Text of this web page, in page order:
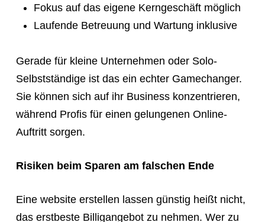
Fokus auf das eigene Kerngeschäft möglich
Laufende Betreuung und Wartung inklusive
Gerade für kleine Unternehmen oder Solo-
Selbstständige ist das ein echter Gamechanger.
Sie können sich auf ihr Business konzentrieren,
während Profis für einen gelungenen Online-
Auftritt sorgen.
Risiken beim Sparen am falschen Ende
Eine website erstellen lassen günstig heißt nicht,
das erstbeste Billigangebot zu nehmen. Wer zu